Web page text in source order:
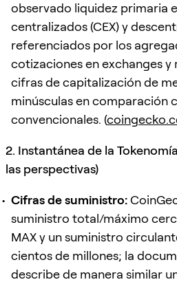
observado liquidez primaria
centralizados (CEX) y
referenciados por los
cotizaciones en exchanges
cifras de capitalización de
minúsculas en comparación
convencionales. (
2. Instantánea de la
las perspectivas)
Cifras de suministro:
suministro total/máximo
MAX y un suministro
cientos de millones; la
describe de manera similar